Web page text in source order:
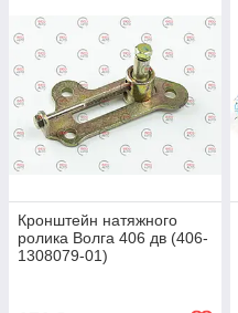
Кронштейн натяжного
ролика Волга 406 дв (406-
1308079-01)